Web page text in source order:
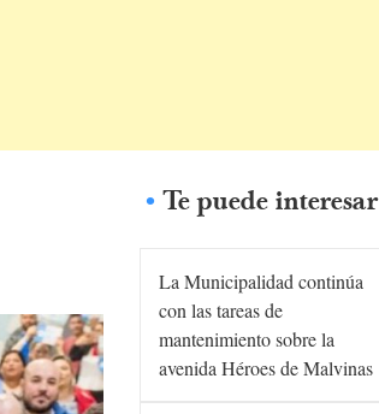
Te puede interesar
La Municipalidad continúa
con las tareas de
mantenimiento sobre la
avenida Héroes de Malvinas